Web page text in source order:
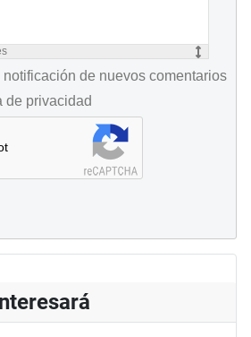
de nuevos comentarios
de privacidad